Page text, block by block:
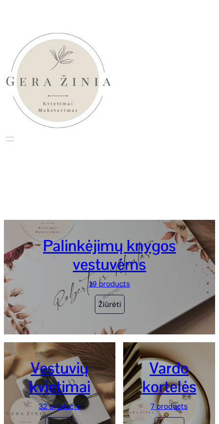
Palinkėjimų knygos
vestuvėms
19 products
Žiūrėti
Vestuvių
kvietimai
32 products
Vardo
kortelės
7 products